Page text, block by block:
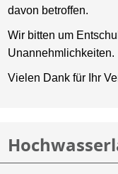
davon betroffen.
Wir bitten um
Unannehmlichkeiten.
Vielen Dank für Ihr